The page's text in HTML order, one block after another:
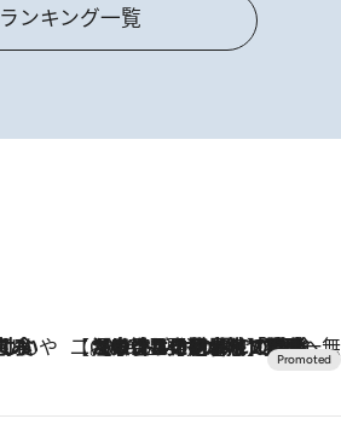
ランキング一覧
【CREA×星野リゾート】唯一無二。癒しと発見が待つ場所へ
2026.8.7
【トンボの足水浴】ヒノキの香りに包まれて涼感マックス！約13℃の湧水かけ流しを避暑地「星野温泉 トンボの湯」で体験